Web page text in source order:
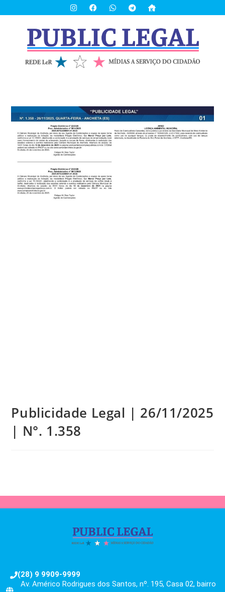
Publicidade Legal | 26/11/2025
| N°. 1.358
(28) 9 9909-9999
Av. Américo Rodrigues dos Santos, nº. 195, Casa 02, bairro